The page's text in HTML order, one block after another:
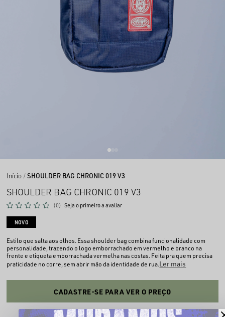
Início SHOULDER BAG CHRONIC 019 V3
SHOULDER BAG CHRONIC 019 V3
(0) Seja o primeiro a avaliar
NOVO
Estilo que salta aos olhos. Essa shoulder bag combina funcionalidade com
personalidade, trazendo o logo emborrachado em vermelho e branco na
frente e etiqueta emborrachada vermelha nas costas. Feita pra quem precisa
praticidade no corre, sem abrir mão da identidade de rua.Ler mais
CADASTRE-SE PARA VER O PREÇO